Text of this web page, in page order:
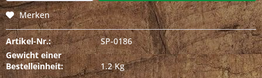
Merken
Artikel-Nr.:
SP-0186
Gewicht einer
Bestelleinheit:
1.2 Kg